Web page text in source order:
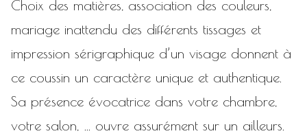
Choix des matières, association des couleurs,
mariage inattendu des différents tissages et
impression sérigraphique d’un visage donnent à
ce coussin un caractère unique et authentique.
Sa présence évocatrice dans votre chambre,
votre salon, … ouvre assurément sur un ailleurs.